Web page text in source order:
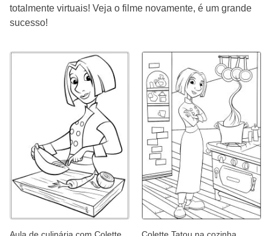
totalmente virtuais! Veja o filme novamente, é um grande
sucesso!